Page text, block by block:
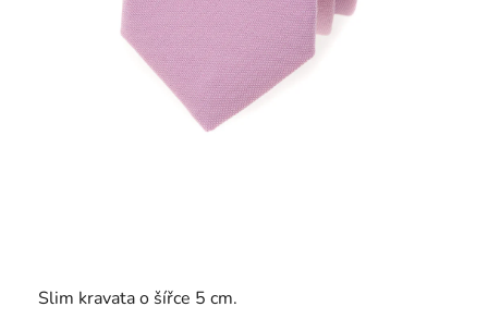
Slim kravata o šířce 5 cm.